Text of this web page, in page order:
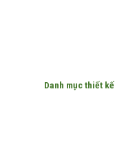
Danh mục thiết kế